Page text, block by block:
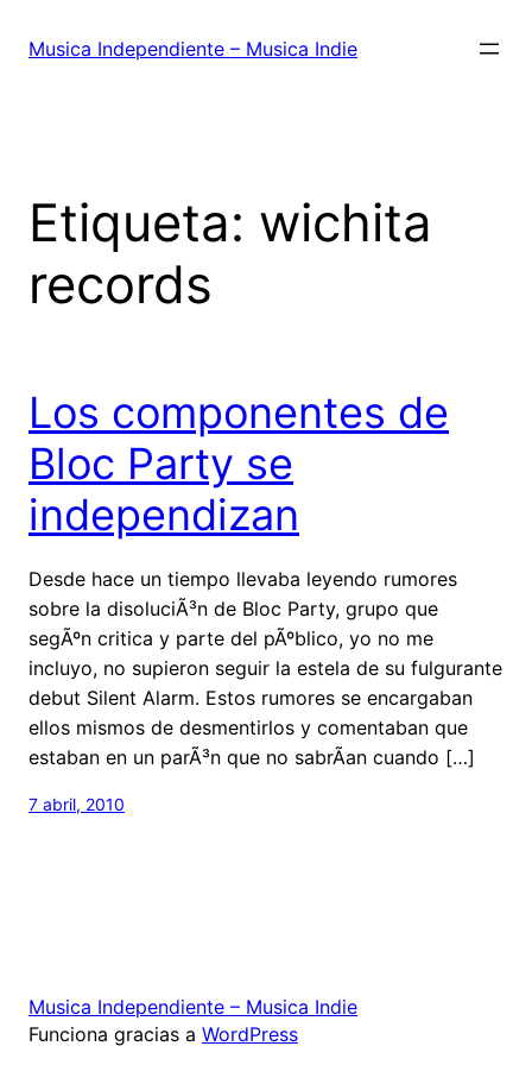
Musica Independiente – Musica Indie
Etiqueta: wichita
records
Los componentes de
Bloc Party se
independizan
Desde hace un tiempo llevaba leyendo rumores
sobre la disoluciÃ³n de Bloc Party, grupo que
segÃºn critica y parte del pÃºblico, yo no me
incluyo, no supieron seguir la estela de su fulgurante
debut Silent Alarm. Estos rumores se encargaban
ellos mismos de desmentirlos y comentaban que
estaban en un parÃ³n que no sabrÃ­an cuando […]
7 abril, 2010
Musica Independiente – Musica Indie
Funciona gracias a WordPress